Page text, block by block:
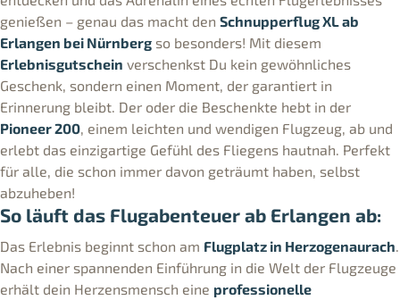
genießen – genau das macht den Schnupperflug XL ab
Erlangen bei Nürnberg so besonders! Mit diesem
Erlebnisgutschein verschenkst Du kein gewöhnliches
Geschenk, sondern einen Moment, der garantiert in
Erinnerung bleibt. Der oder die Beschenkte hebt in der
Pioneer 200, einem leichten und wendigen Flugzeug, ab und
erlebt das einzigartige Gefühl des Fliegens hautnah. Perfekt
für alle, die schon immer davon geträumt haben, selbst
abzuheben!
So läuft das Flugabenteuer ab Erlangen ab:
Das Erlebnis beginnt schon am Flugplatz in Herzogenaurach
Nach einer spannenden Einführung in die Welt der Flugzeuge
erhält dein Herzensmensch eine professionelle